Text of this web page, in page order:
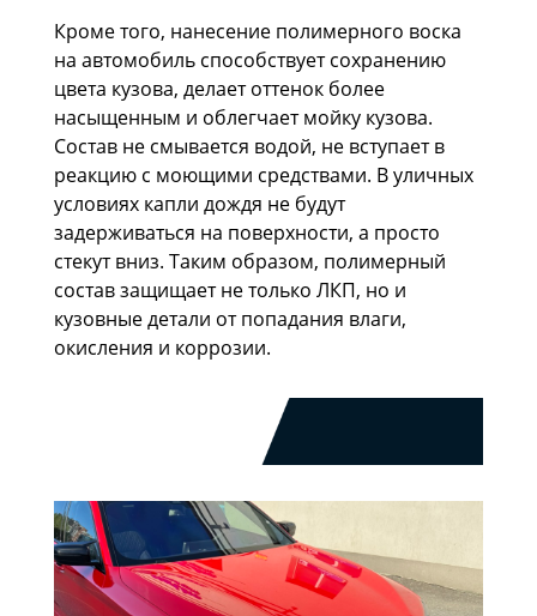
Кроме того, нанесение полимерного воска
на автомобиль способствует сохранению
цвета кузова, делает оттенок более
насыщенным и облегчает мойку кузова.
Состав не смывается водой, не вступает в
реакцию с моющими средствами. В уличных
условиях капли дождя не будут
задерживаться на поверхности, а просто
стекут вниз. Таким образом, полимерный
состав защищает не только ЛКП, но и
кузовные детали от попадания влаги,
окисления и коррозии.